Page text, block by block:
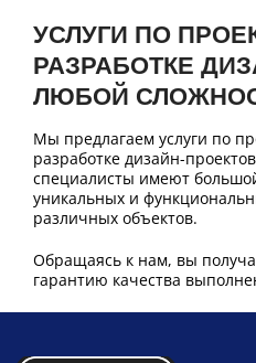
УСЛУГИ ПО
РАЗРАБОТКЕ
ЛЮБОЙ
Мы предлагаем услуги по
разработке дизайн-
специалисты имеют
уникальных и
различных объектов.
Обращаясь к нам, вы
гарантию качества